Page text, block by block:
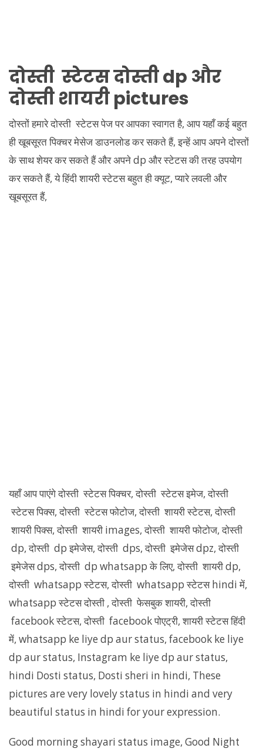
दोस्ती स्टेटस दोस्ती dp और
दोस्ती शायरी pictures
दोस्तों हमारे दोस्ती स्टेटस पेज पर आपका स्वागत है, आप यहाँ कई बहुत
ही खूबसूरत पिक्चर मेसेज डाउनलोड कर सकते हैं, इन्हें आप अपने दोस्तों
के साथ शेयर कर सकते हैं और अपने dp और स्टेटस की तरह उपयोग
कर सकते हैं, ये हिंदी शायरी स्टेटस बहुत ही क्यूट, प्यारे लवली और
खूबसूरत हैं,
यहाँ आप पाएंगे दोस्ती स्टेटस पिक्चर, दोस्ती स्टेटस इमेज, दोस्ती
स्टेटस पिक्स, दोस्ती स्टेटस फोटोज, दोस्ती शायरी स्टेटस, दोस्ती
शायरी पिक्स, दोस्ती शायरी images, दोस्ती शायरी फोटोज, दोस्ती
dp, दोस्ती dp इमेजेस, दोस्ती dps, दोस्ती इमेजेस dpz, दोस्ती
इमेजेस dps, दोस्ती dp whatsapp के लिए, दोस्ती शायरी dp,
दोस्ती whatsapp स्टेटस, दोस्ती whatsapp स्टेटस hindi में,
whatsapp स्टेटस दोस्ती , दोस्ती फेसबुक शायरी, दोस्ती
facebook स्टेटस, दोस्ती facebook पोएट्री, शायरी स्टेटस हिंदी
में, whatsapp ke liye dp aur status, facebook ke liye
dp aur status, Instagram ke liye dp aur status,
hindi Dosti status, Dosti sheri in hindi, These
pictures are very lovely status in hindi and very
beautiful status in hindi for your expression.
Good morning shayari status image, Good Night